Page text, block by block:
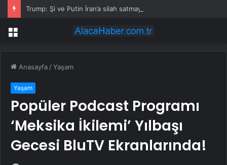
Trump: Şi ve Putin İran’a silah satmayacaklarını söyledi
Menü
Anasayfa /Yaşam
Yaşam
Popüler Podcast Programı
‘Meksika İkilemi’ Yılbaşı
Gecesi BluTV Ekranlarında!